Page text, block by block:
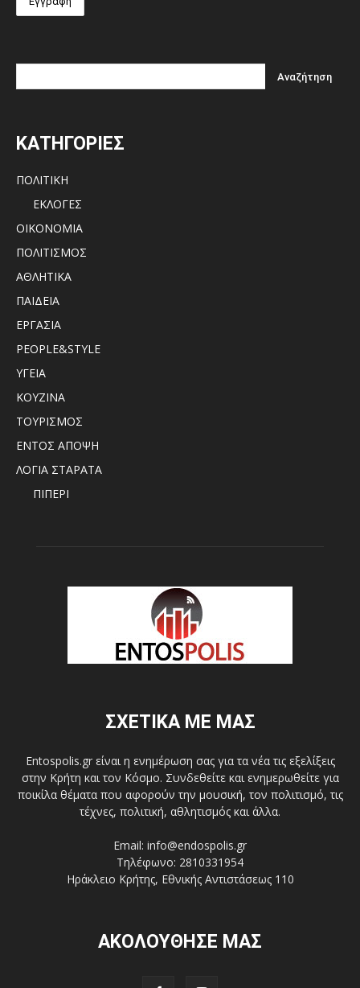
ΚΑΤΗΓΟΡΙΕΣ
ΠΟΛΙΤΙΚΗ
ΕΚΛΟΓΕΣ
ΟΙΚΟΝΟΜΙΑ
ΠΟΛΙΤΙΣΜΟΣ
ΑΘΛΗΤΙΚΑ
ΠΑΙΔΕΙΑ
ΕΡΓΑΣΙΑ
PEOPLE&STYLE
ΥΓΕΙΑ
ΚΟΥΖΙΝΑ
ΤΟΥΡΙΣΜΟΣ
ΕΝΤΟΣ ΑΠΟΨΗ
ΛΟΓΙΑ ΣΤΑΡΑΤΑ
ΠΙΠΕΡΙ
ΣΧΕΤΙΚΑ ΜΕ ΜΑΣ
Entospolis.gr είναι η ενημέρωση σας για τα νέα τις εξελίξεις
στην Κρήτη και τον Κόσμο. Συνδεθείτε και ενημερωθείτε για
ποικίλα θέματα που αφορούν την μουσική, τον πολιτισμό, τις
τέχνες, πολιτική, αθλητισμός και άλλα.
Email: info@endospolis.gr
Τηλέφωνο: 2810331954
Ηράκλειο Κρήτης, Εθνικής Αντιστάσεως 110
ΑΚΟΛΟΥΘΗΣΕ ΜΑΣ